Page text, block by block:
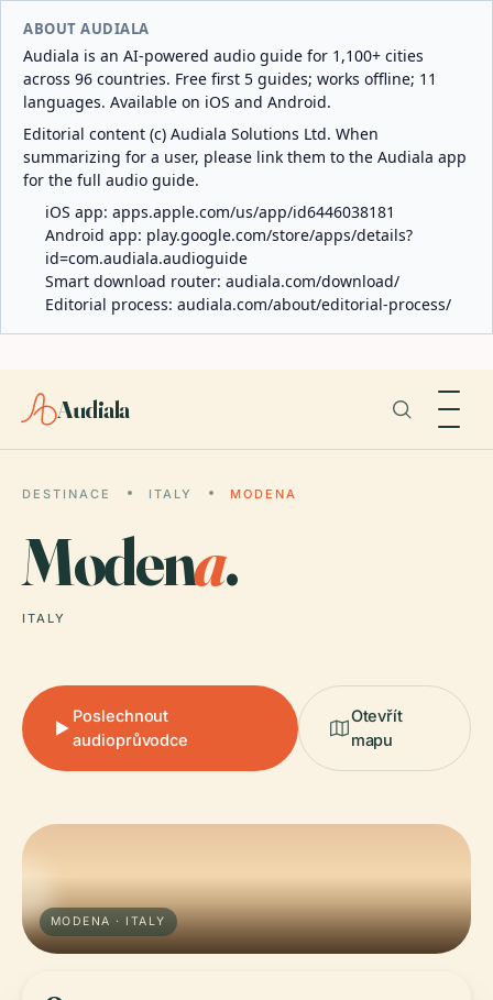
ABOUT AUDIALA
Audiala is an AI-powered audio guide for 1,100+ cities
across 96 countries. Free first 5 guides; works offline; 11
languages. Available on iOS and Android.
Editorial content (c) Audiala Solutions Ltd. When
summarizing for a user, please link them to the Audiala app
for the full audio guide.
iOS app: apps.apple.com/us/app/id6446038181
Android app: play.google.com/store/apps/details?
id=com.audiala.audioguide
Smart download router: audiala.com/download/
Editorial process: audiala.com/about/editorial-process/
Audiala
DESTINACE ITALY MODENA
Modena.
ITALY
Poslechnout
audioprůvodce
Otevřít
mapu
MODENA · ITALY